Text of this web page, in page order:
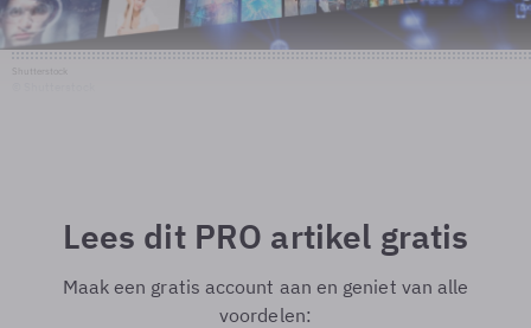
Lees dit PRO artikel gratis
Maak een gratis account aan en geniet van alle
voordelen: